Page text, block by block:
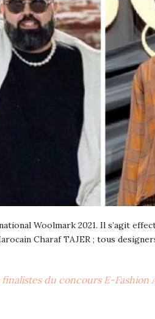
Woolmark 2021. Il s’agit
Charaf TAJER ; tous
du concours E-Fashion